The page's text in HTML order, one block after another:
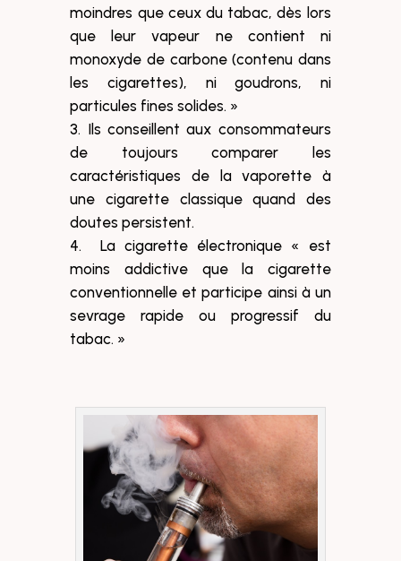
moindres que ceux du tabac, dès lors
que leur vapeur ne contient ni
monoxyde de carbone (contenu dans
les cigarettes), ni goudrons, ni
particules fines solides. »
Ils conseillent aux consommateurs
de toujours comparer les
caractéristiques de la vaporette à
une cigarette classique quand des
doutes persistent.
La cigarette électronique « est
moins addictive que la cigarette
conventionnelle et participe ainsi à un
sevrage rapide ou progressif du
tabac. »